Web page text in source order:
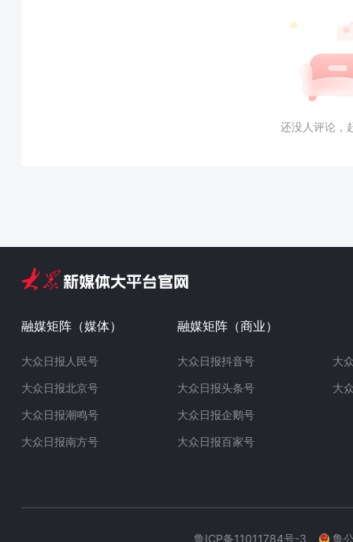
还没人评论，
融媒矩阵（媒体）
大众日报人民号
大众日报北京号
大众日报潮鸣号
大众日报南方号
融媒矩阵（商业）
大众日报抖音号
大众日报头条号
大众日报企鹅号
大众日报百家号
大
大
鲁ICP备11011784号-3 鲁